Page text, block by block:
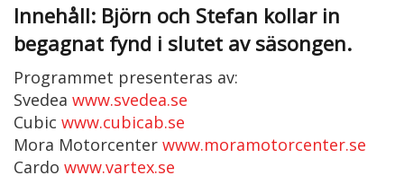
Innehåll: Björn och Stefan kollar in
begagnat fynd i slutet av säsongen.
Programmet presenteras av:
Svedea www.svedea.se
Cubic www.cubicab.se
Mora Motorcenter www.moramotorcenter.se
Cardo www.vartex.se